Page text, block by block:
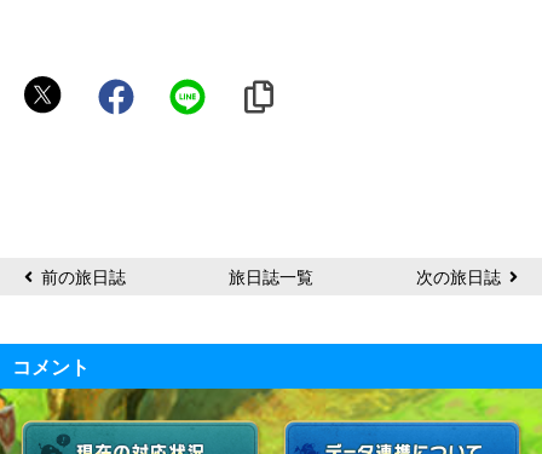
ぽ
前の旅日誌 旅日誌一覧 次の旅日誌
コメント